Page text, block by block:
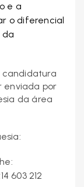
e a
o diferencial
da
enviada por
da área
603 212